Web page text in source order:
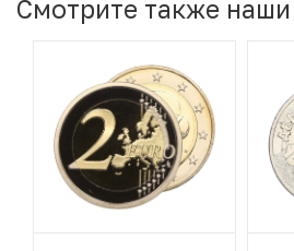
Смотрите также